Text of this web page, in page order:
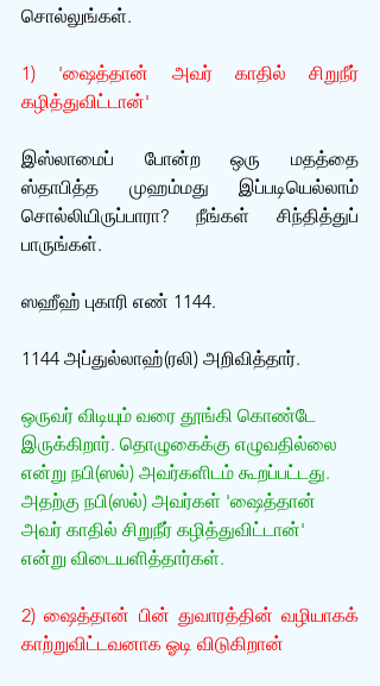
சொல்லுங்கள்.
1) 'ஷைத்தான் அவர் காதில் சிறுநீர்
கழித்துவிட்டான்'
இஸ்லாமைப் போன்ற ஒரு மதத்தை
ஸ்தாபித்த முஹம்மது இப்படியெல்லாம்
சொல்லியிருப்பாரா? நீங்கள் சிந்தித்துப்
பாருங்கள்.
ஸஹீஹ் புகாரி எண் 1144.
1144 அப்துல்லாஹ்(ரலி) அறிவித்தார்.
ஒருவர் விடியும் வரை தூங்கி கொண்டே
இருக்கிறார். தொழுகைக்கு எழுவதில்லை
என்று நபி(ஸல்) அவர்களிடம் கூறப்பட்டது.
அதற்கு நபி(ஸல்) அவர்கள் 'ஷைத்தான்
அவர் காதில் சிறுநீர் கழித்துவிட்டான்'
என்று விடையளித்தார்கள்.
2) ஷைத்தான் பின் துவாரத்தின் வழியாகக்
காற்றுவிட்டவனாக ஓடி விடுகிறான்